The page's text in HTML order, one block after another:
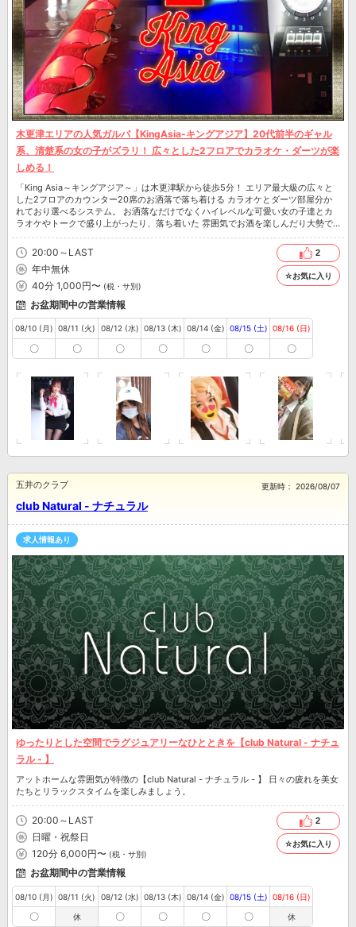
木更津エリアの人気ガルバ【KingAsia-キングアジア】20代前半のギャル
系、清楚系の女の子がズラリ！ 広々とした2フロアでカラオケ・ダーツが楽
しめる！
「King Asia～キングアジア～」は木更津駅から徒歩5分！ エリア最大級の広々と
した2フロアのカウンター20席のお洒落で落ち着ける カラオケとダーツ部屋分か
れており選べるシステム。 お洒落なだけでなくハイレベルな可愛い女の子達とカ
ラオケやトークで盛り上がったり、落ち着いた 雰囲気でお酒を楽しんだり大勢で
ル系、清楚系の女の子がズラリ！ キャストは、Yシャツにスカートのコスプレ衣装
に身を包んだハイレベルな子たちによる 木更津駅、東口を左に出てワシントンホ
テルのわきを真っ直ぐ進んで一階が串カツやまだの2階になります。
20:00～LAST
年中無休
40分 1,000円〜 (税・サ別)
2
☆お気に入り
お盆期間中の営業情報
08/10 (月)
〇
08/11 (火)
〇
08/12 (水)
〇
08/13 (木)
〇
08/14 (金)
〇
08/15 (土)
〇
08/16 (日)
〇
club Natural - ナチュラル
五井のクラブ 更新時： 2026/08/07
求人情報あり
ゆったりとした空間でラグジュアリーなひとときを【club Natural - ナチュ
ラル - 】
アットホームな雰囲気が特徴の【club Natural - ナチュラル - 】 日々の疲れを美女
たちとリラックスタイムを楽しみましょう。
20:00～LAST
日曜・祝祭日
120分 6,000円〜 (税・サ別)
2
☆お気に入り
お盆期間中の営業情報
08/10 (月)
〇
08/11 (火)
休
08/12 (水)
〇
08/13 (木)
〇
08/14 (金)
〇
08/15 (土)
〇
08/16 (日)
休